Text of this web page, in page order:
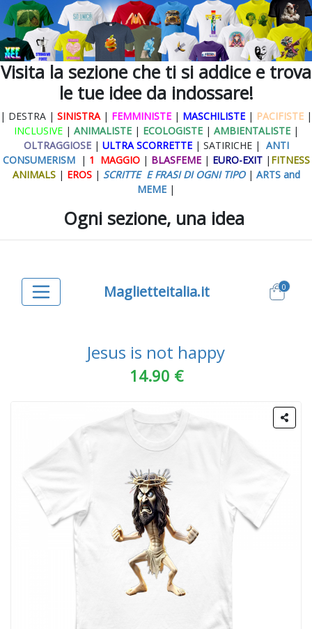
Visita la sezione che ti si addice e trova
le tue idee da indossare!
| DESTRA | SINISTRA| FEMMINISTE | MASCHILISTE | PACIFISTE |
INCLUSIVE| ANIMALISTE| ECOLOGISTE | AMBIENTALISTE|
OLTRAGGIOSE| ULTRA SCORRETTE | SATIRICHE | ANTI
CONSUMERISM | 1 MAGGIO| BLASFEME | EURO-EXIT| FITNESS
ANIMALS| EROS| SCRITTE E FRASI DI OGNI TIPO | ARTS and
MEME |
Ogni sezione, una idea
Maglietteitalia.it 0
Jesus is not happy
14.90 €